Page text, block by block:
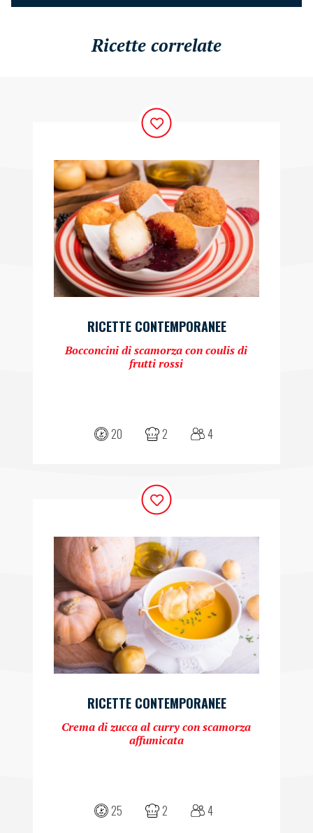
Ricette correlate
RICETTE CONTEMPORANEE
Bocconcini di scamorza con coulis di
frutti rossi
20 2 4
RICETTE CONTEMPORANEE
Crema di zucca al curry con scamorza
affumicata
25 2 4